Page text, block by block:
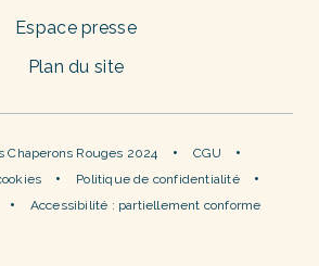
Espace presse
Plan du site
Chaperons Rouges 2024
CGU
Politique de confidentialité
Accessibilité : partiellement conforme